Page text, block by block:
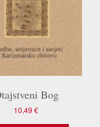
Bog
10,49€